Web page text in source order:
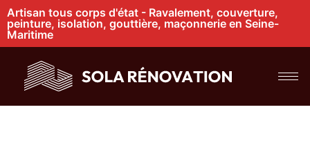
Artisan tous corps d'état - Ravalement, couverture,
peinture, isolation, gouttière, maçonnerie en Seine-
Maritime
Travaux de
rénovation toiture